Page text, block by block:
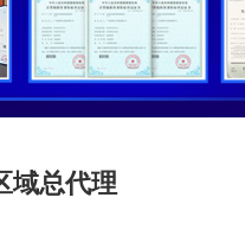
域总代理